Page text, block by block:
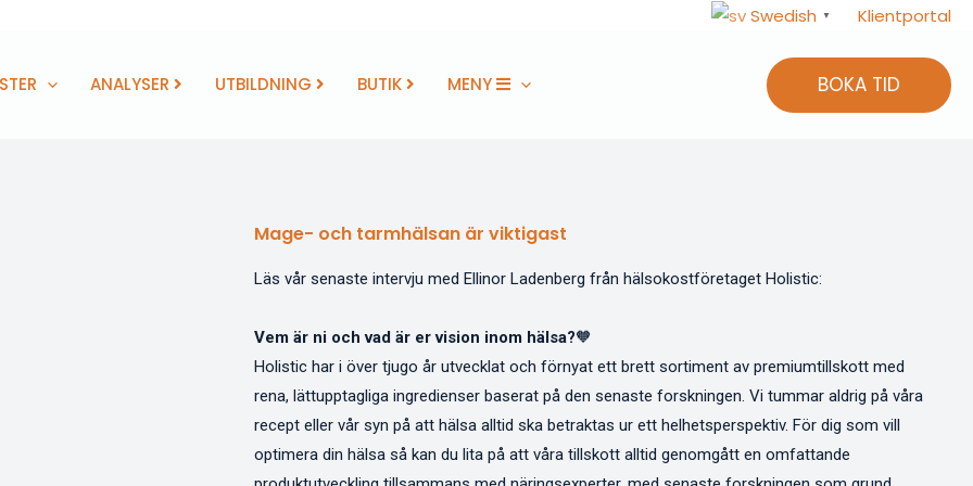
Swedish ▼ Klientportal
ANALYSER UTBILDNING BUTIK MENY BOKA TID
Mage- och tarmhälsan är viktigast
Läs vår senaste intervju med Ellinor Ladenberg från hälsokostföretaget Holistic:
Vem är ni och vad är er vision inom hälsa?🧡
Holistic har i över tjugo år utvecklat och förnyat ett brett sortiment av premiumtillskott med
rena, lättupptagliga ingredienser baserat på den senaste forskningen. Vi tummar aldrig på våra
recept eller vår syn på att hälsa alltid ska betraktas ur ett helhetsperspektiv. För dig som vill
optimera din hälsa så kan du lita på att våra tillskott alltid genomgått en omfattande